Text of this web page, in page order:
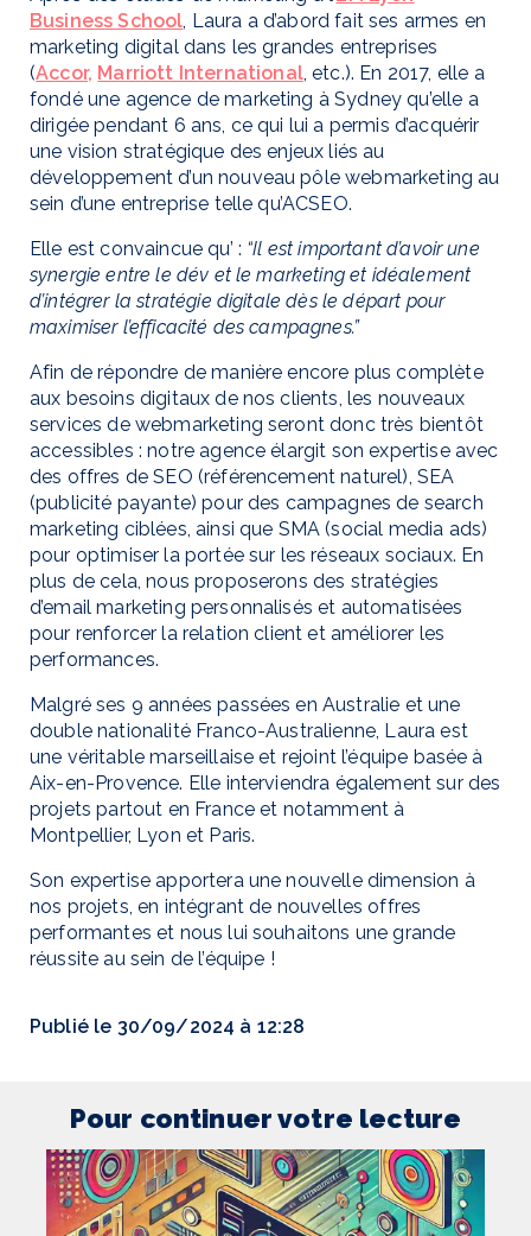
Business School, Laura a d’abord fait ses armes en
marketing digital dans les grandes entreprises
(Accor, Marriott International, etc.). En 2017, elle a
fondé une agence de marketing à Sydney qu’elle a
dirigée pendant 6 ans, ce qui lui a permis d’acquérir
une vision stratégique des enjeux liés au
développement d’un nouveau pôle webmarketing au
sein d’une entreprise telle qu’ACSEO.
Elle est convaincue qu’ : “Il est important d’avoir une
synergie entre le dév et le marketing et idéalement
d’intégrer la stratégie digitale dès le départ pour
maximiser l’efficacité des campagnes.”
Afin de répondre de manière encore plus complète
aux besoins digitaux de nos clients, les nouveaux
services de webmarketing seront donc très bientôt
accessibles : notre agence élargit son expertise avec
des offres de SEO (référencement naturel), SEA
(publicité payante) pour des campagnes de search
marketing ciblées, ainsi que SMA (social media ads)
pour optimiser la portée sur les réseaux sociaux. En
plus de cela, nous proposerons des stratégies
d’email marketing personnalisés et automatisées
pour renforcer la relation client et améliorer les
performances.
Malgré ses 9 années passées en Australie et une
double nationalité Franco-Australienne, Laura est
une véritable marseillaise et rejoint l’équipe basée à
Aix-en-Provence. Elle interviendra également sur des
projets partout en France et notamment à
Montpellier, Lyon et Paris.
Son expertise apportera une nouvelle dimension à
nos projets, en intégrant de nouvelles offres
performantes et nous lui souhaitons une grande
réussite au sein de l’équipe !
Publié le 30/09/2024 à 12:28
Pour continuer votre lecture